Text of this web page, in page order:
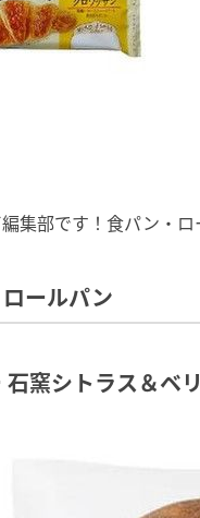
集部です！食パン・ロ
ールパン
窯シトラス＆ベ